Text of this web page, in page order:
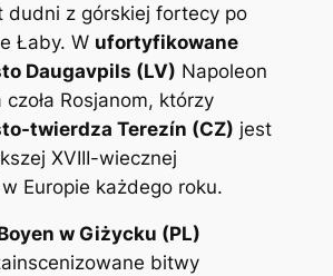
dudni z górskiej fortecy po
Łaby. W ufortyfikowane
Daugavpils (LV) Napoleon
Rosjanom, którzy
twierdza Terezín (CZ) jest
XVIII-wiecznej
Europie każdego roku.
w Giżycku (PL)
bitwy